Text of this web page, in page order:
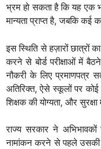
भ्रम हो सकता है कि यह एक
मान्यता प्राप्त है, जबकि कई
इस स्थिति से हज़ारों छात्रों
करने से बोर्ड परीक्षाओं में
नौकरी के लिए प्रमाणपत्र
अतिरिक्त, ऐसे स्कूलों पर कोई
शिक्षक की योग्यता, और
राज्य सरकार ने
नामांकन करने से पहले उसकी